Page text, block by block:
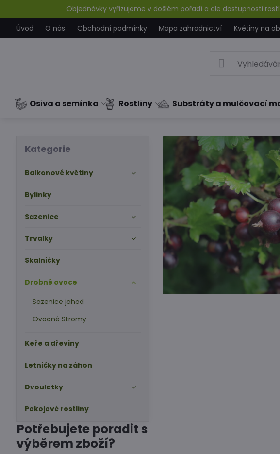
Objednávky vyřizujeme v došlém pořadí a dle dostupnosti
Úvod
O nás Obchodní podmínky Mapa zahradnictví Květiny na
Osiva a semínka Rostliny Substráty a mulčovací
Kategorie
Balkonové květiny
Bylinky
Sazenice
Trvalky
Skalničky
Drobné ovoce
Sazenice jahod
Ovocné Stromy
Keře a dřeviny
Letničky na záhon
Dvouletky
Pokojové rostliny
Potřebujete poradit s
výběrem zboží?